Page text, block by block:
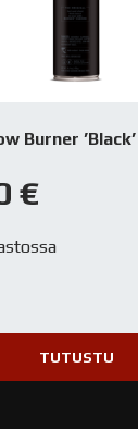
Burner
€
TUTUSTU